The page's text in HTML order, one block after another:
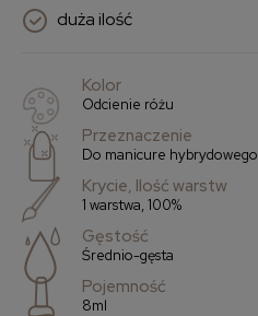
duża ilość
Kolor
Odcienie różu
Przeznaczenie
Do manicure hybrydowego
Krycie, Ilość warstw
1 warstwa, 100%
Gęstość
Średnio-gęsta
Pojemność
8ml